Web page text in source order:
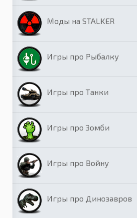
Моды на STALKER
Игры про Рыбалку
Игры про Танки
Игры про Зомби
Игры про Войну
Игры про Динозавров